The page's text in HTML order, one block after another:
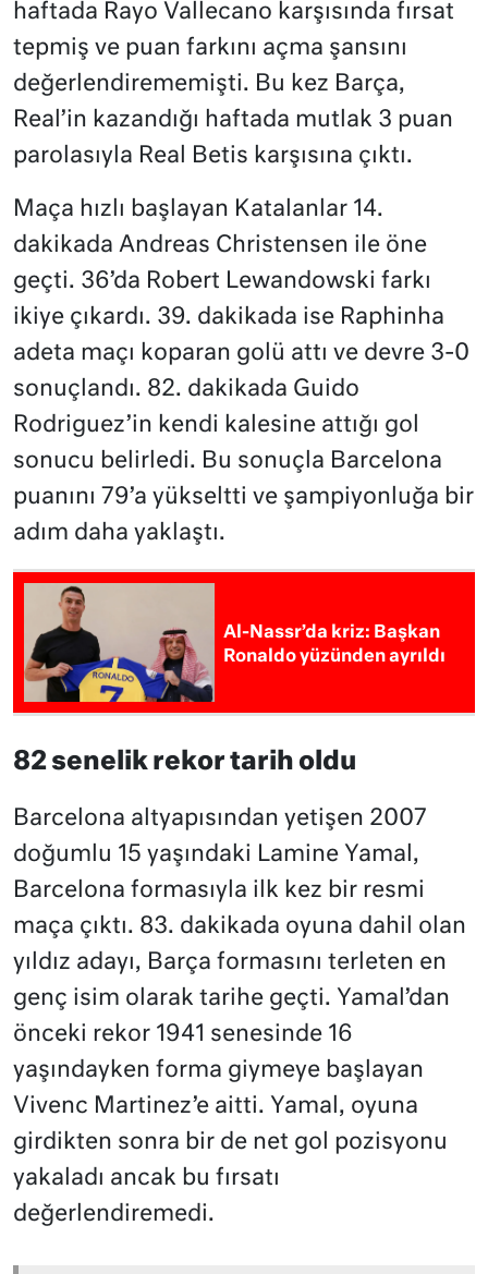
haftada Rayo Vallecano karşısında fırsat
tepmiş ve puan farkını açma şansını
değerlendirememişti. Bu kez Barça,
Real’in kazandığı haftada mutlak 3 puan
parolasıyla Real Betis karşısına çıktı.
Maça hızlı başlayan Katalanlar 14.
dakikada Andreas Christensen ile öne
geçti. 36’da Robert Lewandowski farkı
ikiye çıkardı. 39. dakikada ise Raphinha
adeta maçı koparan golü attı ve devre 3-0
sonuçlandı. 82. dakikada Guido
Rodriguez’in kendi kalesine attığı gol
sonucu belirledi. Bu sonuçla Barcelona
puanını 79’a yükseltti ve şampiyonluğa bir
adım daha yaklaştı.
Al-Nassr’da kriz: Başkan
Ronaldo yüzünden ayrıldı
82 senelik rekor tarih oldu
Barcelona altyapısından yetişen 2007
doğumlu 15 yaşındaki Lamine Yamal,
Barcelona formasıyla ilk kez bir resmi
maça çıktı. 83. dakikada oyuna dahil olan
yıldız adayı, Barça formasını terleten en
genç isim olarak tarihe geçti. Yamal’dan
önceki rekor 1941 senesinde 16
yaşındayken forma giymeye başlayan
Vivenc Martinez’e aitti. Yamal, oyuna
girdikten sonra bir de net gol pozisyonu
yakaladı ancak bu fırsatı
değerlendiremedi.